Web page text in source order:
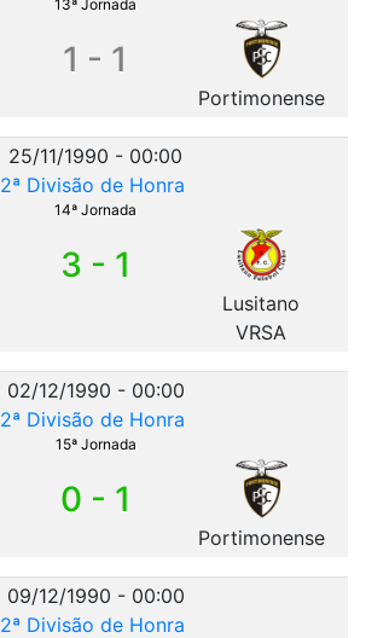
13ª Jornada
1 - 1
Portimonense
25/11/1990 - 00:00
2ª Divisão de Honra
14ª Jornada
3 - 1
Lusitano
VRSA
02/12/1990 - 00:00
2ª Divisão de Honra
15ª Jornada
0 - 1
Portimonense
09/12/1990 - 00:00
2ª Divisão de Honra